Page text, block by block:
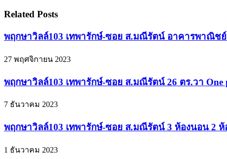
Related Posts
พฤกษาวิลล์103 เทพารักษ์-ซอย ส.มณีรัตน์ อาคารพาณิชย์
27 พฤศจิกายน 2023
พฤกษาวิลล์103 เทพารักษ์-ซอย ส.มณีรัตน์ 26 ตร.วา One
7 ธันวาคม 2023
พฤกษาวิลล์103 เทพารักษ์-ซอย ส.มณีรัตน์ 3 ห้องนอน 2 ห้
1 ธันวาคม 2023